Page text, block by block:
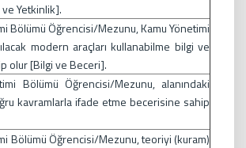
Yetkinlik].
Bölümü Öğrencisi/Mezunu, Kamu Yönetimi
modern araçları kullanabilme bilgi ve
olur [Bilgi ve Beceri].
Bölümü Öğrencisi/Mezunu, alanındaki
kavramlarla ifade etme becerisine sahip
Bölümü Öğrencisi/Mezunu, teoriyi (kuram)